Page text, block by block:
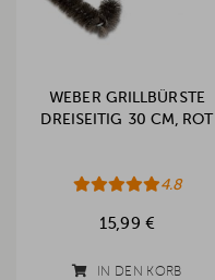
WEBER GRILLBÜRSTE
DREISEITIG 30 CM, ROT
4.8
15,99 €
IN DEN KORB